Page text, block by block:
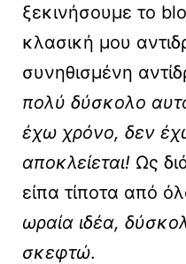
ξεκινήσουμε το
κλασική μου
συνηθισμένη
πολύ δύσκολο
έχω χρόνο, δεν
αποκλείεται! Ως
είπα τίποτα από
ωραία ιδέα,
σκεφτώ.